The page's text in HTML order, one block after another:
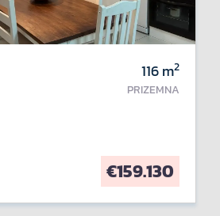
116m2
PRIZEMNA
€159.130